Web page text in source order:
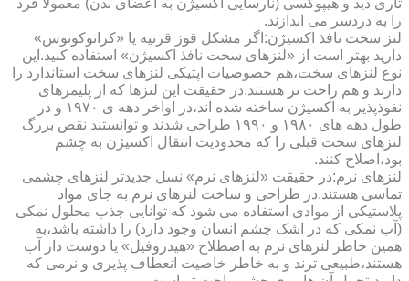
را به دردسر می اندازند.
لنز سخت نافذ اکسیژن:اگر مشکل قوز قرنیه یا «کراتوکونوس»
دارید بهتر است از «لنزهای سخت نافذ اکسیژن» استفاده کنید.این
نوع لنزهای سخت،هم خصوصیات اپتیکی لنزهای سخت استاندارد را
دارند و هم راحت تر هستند.در حقیقت این لنزها که از پلیمرهای
نفوذپذیر به اکسیژن ساخته شده اند،در اواخر دهه ی ۱۹۷۰ و در
طول دهه های ۱۹۸۰ و ۱۹۹۰ طراحی شدند و توانستند نقص بزرگ
لنزهای سخت قبلی را که محدودیت انتقال اکسیژن به چشم
بود،اصلاح کنند.
لنزهای نرم:در حقیقت «لنزهای نرم» نسل جدیدتر لنزهای چشمی
تماسی هستند.در طراحی و ساخت لنزهای نرم به جای مواد
پلاستیکی از موادی استفاده می شود که توانایی جذب محلول نمکی
(آب نمکی که در اشک چشم انسان وجود دارد) را داشته باشد،به
همین خاطر لنزهای نرم به اصطلاح «هیدروفیل» یا دوست دار آب
هستند،طبیعی ترند و به خاطر خاصیت انعطاف پذیری و نرمی که